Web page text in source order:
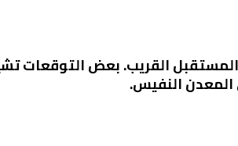
القريب. بعض التوقعات